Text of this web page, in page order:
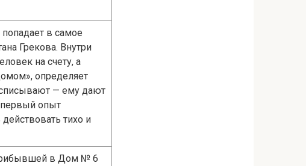
в самое
Грекова. Внутри
на счету, а
определяет
— ему дают
первый опыт
тихо и
прибывшей в Дом № 6